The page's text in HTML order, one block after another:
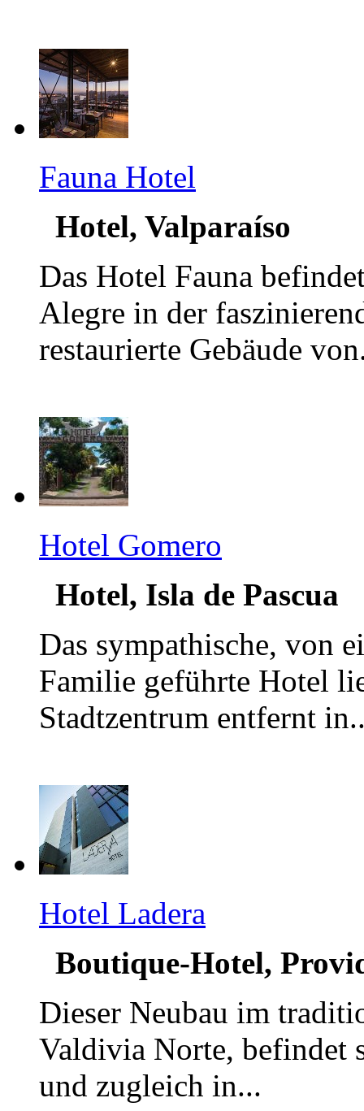
Fauna Hotel
Hotel, Valparaíso
Das Hotel Fauna
Alegre in der
restaurierte Gebäude
Hotel Gomero
Hotel, Isla de Pascua
Das sympathische, von
Familie geführte Hotel
Stadtzentrum entfernt
Hotel Ladera
Boutique-Hotel,
Dieser Neubau im
Valdivia Norte, befindet
und zugleich in...